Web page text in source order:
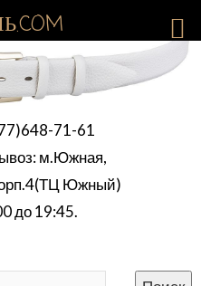
71-61
м.Южная,
Южный)
до 19:45.